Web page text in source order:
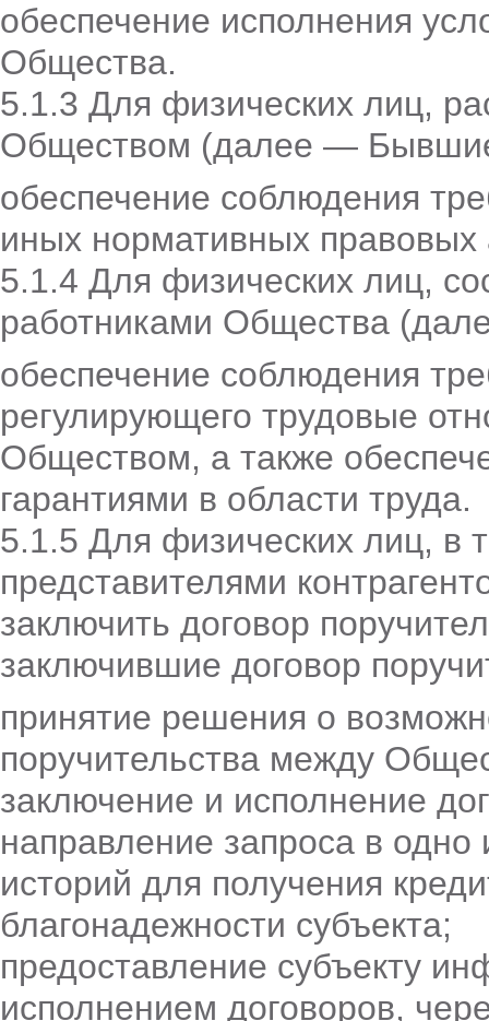
обеспечение исполнения
Общества.
5.1.3 Для физических лиц,
Обществом (далее —
обеспечение соблюдения
иных нормативных правовых
5.1.4 Для физических лиц,
работниками Общества
обеспечение соблюдения
регулирующего трудовые
Обществом, а также
гарантиями в области труда.
5.1.5 Для физических лиц, в
представителями
заключить договор
заключившие договор
принятие решения о
поручительства между
заключение и исполнение
направление запроса в
историй для получения
благонадежности субъекта;
предоставление субъекту
исполнением договоров,